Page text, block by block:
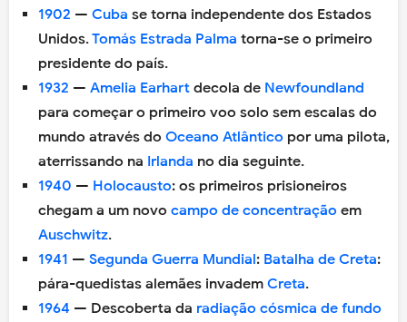
1902 — Cuba se torna independente dos Estados
Unidos.Tomás Estrada Palma torna-se o primeiro
presidente do país.
1932 — Amelia Earhart decola de Newfoundland
para começar o primeiro voo solo sem escalas do
mundo através do Oceano Atlântico por uma pilota,
aterrissando na Irlanda no dia seguinte.
1940 — Holocausto: os primeiros prisioneiros
chegam a um novo campo de concentração em
Auschwitz.
1941 — Segunda Guerra Mundial: Batalha de Creta:
pára-quedistas alemães invadem Creta.
1964 — Descoberta da radiação cósmica de fundo